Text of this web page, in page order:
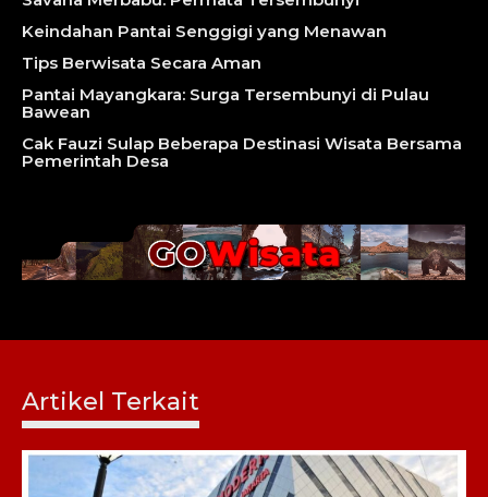
Keindahan Pantai Senggigi yang Menawan
Tips Berwisata Secara Aman
Pantai Mayangkara: Surga Tersembunyi di Pulau
Bawean
Cak Fauzi Sulap Beberapa Destinasi Wisata Bersama
Pemerintah Desa
Artikel Terkait